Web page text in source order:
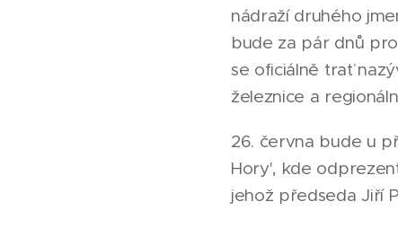
nádraží druhého
bude za pár dnů
se oficiálně trať
železnice a
26. června bude u
Hory', kde
jehož předseda Jiří